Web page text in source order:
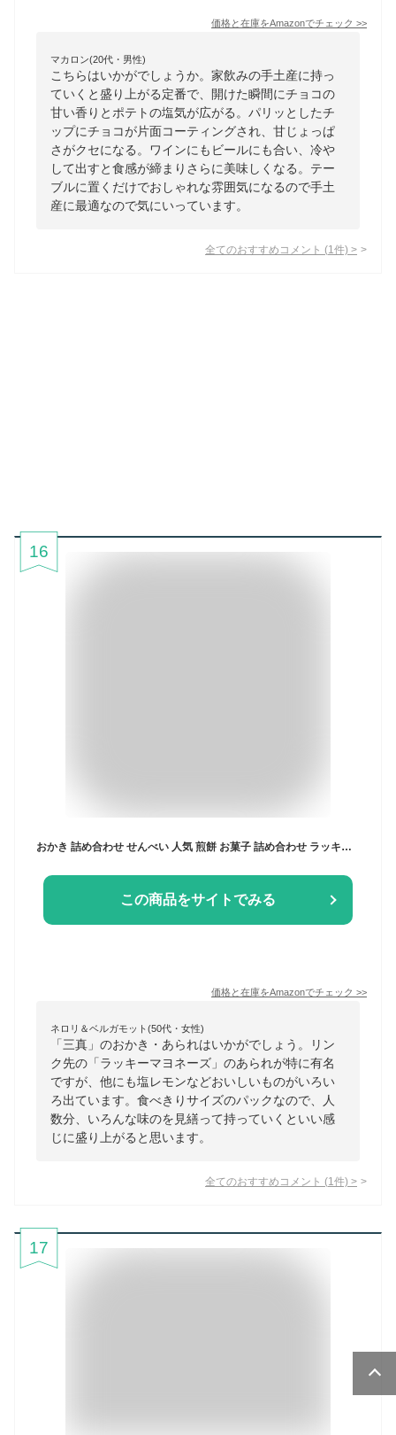
価格と在庫をAmazonでチェック >>
マカロン(20代・男性)
こちらはいかがでしょうか。家飲みの手土産に持っ
ていくと盛り上がる定番で、開けた瞬間にチョコの
甘い香りとポテトの塩気が広がる。パリッとしたチ
ップにチョコが片面コーティングされ、甘じょっぱ
さがクセになる。ワインにもビールにも合い、冷や
して出すと食感が締まりさらに美味しくなる。テー
ブルに置くだけでおしゃれな雰囲気になるので手土
産に最適なので気にいっています。
全てのおすすめコメント (1 件) >
16
おかき 詰め合わせ せんべい 人気 煎餅 お菓子 詰め合わせ ラッキーマヨ 5種 三真 ラッキーマヨネーズ あられ
この商品をサイトでみる
価格と在庫をAmazonでチェック >>
ネロリ＆ベルガモット(50代・女性)
「三真」のおかき・あられはいかがでしょう。リン
ク先の「ラッキーマヨネーズ」のあられが特に有名
ですが、他にも塩レモンなどおいしいものがいろい
ろ出ています。食べきりサイズのパックなので、人
数分、いろんな味のを見繕って持っていくといい感
じに盛り上がると思います。
全てのおすすめコメント (1 件) >
17